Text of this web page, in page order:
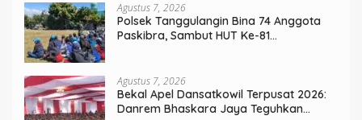
Agustus 7, 2026
Polsek Tanggulangin Bina 74 Anggota
Paskibra, Sambut HUT Ke-81
Agustus 7, 2026
Bekal Apel Dansatkowil Terpusat 2026:
Danrem Bhaskara Jaya Teguhkan